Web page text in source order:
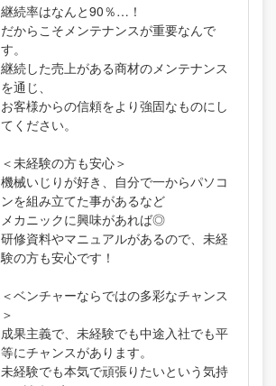
継続率はなんと90％…！
だからこそメンテナンスが重要なんで
す。
継続した売上がある商材のメンテナンス
を通じ、
お客様からの信頼をより強固なものにし
てください。
＜未経験の方も安心＞
機械いじりが好き、自分で一からパソコ
ンを組み立てた事があるなど
メカニックに興味があれば◎
研修資料やマニュアルがあるので、未経
験の方も安心です！
＜ベンチャーならではの多彩なチャンス
＞
成果主義で、未経験でも中途入社でも平
等にチャンスがあります。
未経験でも本気で頑張りたいという気持